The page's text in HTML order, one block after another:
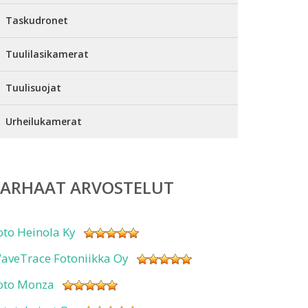
Taskudronet
Tuulilasikamerat
Tuulisuojat
Urheilukamerat
ARVOSTELUT
Heinola Ky
Fotoniikka Oy
Monza